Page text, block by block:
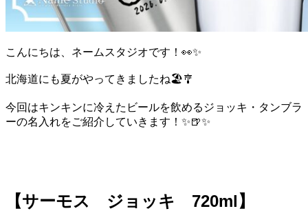
こんにちは、ネームスタジオです！👀✨
北海道にも夏がやってきましたね🏖️🎐
今回はキンキンに冷えたビールを飲めるジョッキ・タンブラ
ーの名入れをご紹介していきます！✨🍺✨
【サーモス ジョッキ 720ml】